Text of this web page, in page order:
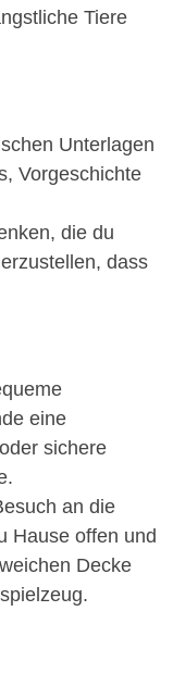
Tiere
Unterlagen
Vorgeschichte
die du
dass
eine
sichere
an die
Hause offen und
Decke